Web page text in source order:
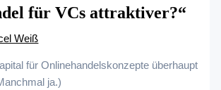
für VCs attraktiver?“
Weiß
für Onlinehandelskonzepte überhaupt
ja.)